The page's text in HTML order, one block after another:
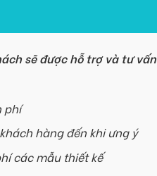
sẽ được hỗ trợ và tư vấn
phí
hàng đến khi ưng ý
các mẫu thiết kế